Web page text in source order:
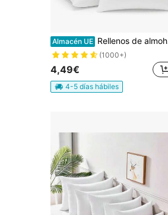
Almacén UE Rellenos de almohada decorativos, 1, 2, 4 o 6 piezas de almohadas de fibra, almohadas para exteriores, relleno suave y esponjoso, decoración del hogar para cama, sofá, dormitorio, coche, viajes, varios tamaños: 30 x 50, 40 x 40, 45 x 45, 40 x 60, 50 x 50, 60 x 60, 50 x 70 cm
(1000+)
4,49€
4-5 días hábiles